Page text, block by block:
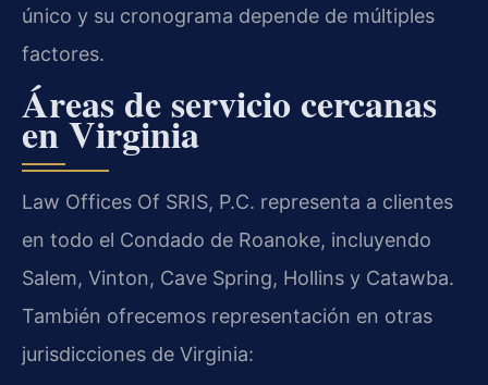
único y su cronograma depende de múltiples
factores.
Áreas de servicio cercanas
en Virginia
Law Offices Of SRIS, P.C. representa a clientes
en todo el Condado de Roanoke, incluyendo
Salem, Vinton, Cave Spring, Hollins y Catawba.
También ofrecemos representación en otras
jurisdicciones de Virginia: